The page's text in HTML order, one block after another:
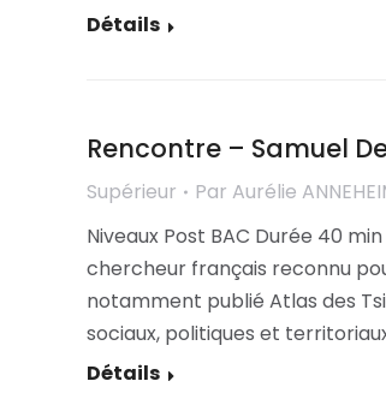
Détails
Rencontre – Samuel
Supérieur Par Aurélie
Niveaux Post BAC Durée 40
chercheur français reconnu
notamment publié Atlas des
sociaux, politiques et
Détails